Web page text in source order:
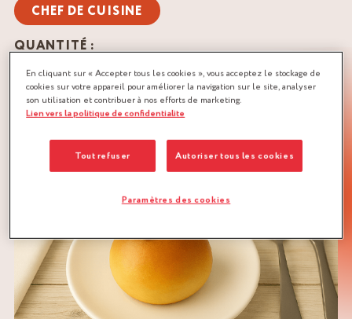
CHEF DE CUISINE
QUANTITÉ :
Recette pour 10 assiettes
TÉLÉCHARGER LA RECETTE
En cliquant sur « Accepter tous les cookies », vous acceptez le stockage de
cookies sur votre appareil pour améliorer la navigation sur le site, analyser
son utilisation et contribuer à nos efforts de marketing.
Lien vers la politique de confidentialite
Tout refuser Autoriser tous les cookies
Paramètres des cookies